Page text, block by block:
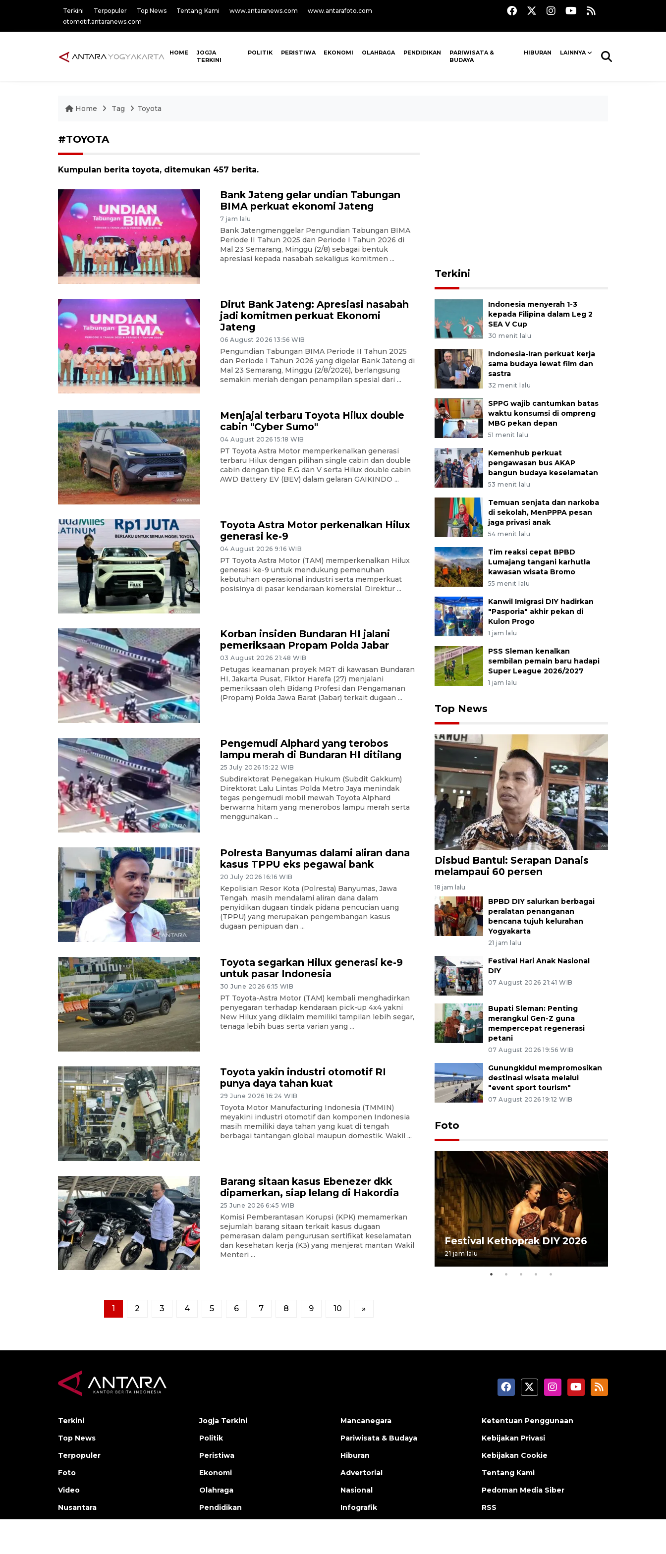
Terkini Terpopuler Top News Tentang Kami www.antaranews.com
www.antarafoto.com
otomotif.antaranews.com
HOME
JOGJA
TERKINI
POLITIK PERISTIWA EKONOMI OLAHRAGA PENDIDIKAN
PARIWISATA &
BUDAYA
HIBURAN LAINNYA
Home Tag Toyota
#TOYOTA
Kumpulan berita toyota, ditemukan 457 berita.
Bank Jateng gelar undian Tabungan
BIMA perkuat ekonomi Jateng
7 jam lalu
Bank Jatengmenggelar Pengundian Tabungan BIMA
Periode II Tahun 2025 dan Periode I Tahun 2026 di
Mal 23 Semarang, Minggu (2/8) sebagai bentuk
apresiasi kepada nasabah sekaligus komitmen ...
Dirut Bank Jateng: Apresiasi nasabah
jadi komitmen perkuat Ekonomi
Jateng
06 August 2026 13:56 WIB
Pengundian Tabungan BIMA Periode II Tahun 2025
dan Periode I Tahun 2026 yang digelar Bank Jateng di
Mal 23 Semarang, Minggu (2/8/2026), berlangsung
semakin meriah dengan penampilan spesial dari ...
Menjajal terbaru Toyota Hilux double
cabin "Cyber Sumo"
04 August 2026 15:18 WIB
PT Toyota Astra Motor memperkenalkan generasi
terbaru Hilux dengan pilihan single cabin dan double
cabin dengan tipe E,G dan V serta Hilux double cabin
AWD Battery EV (BEV) dalam gelaran GAIKINDO ...
Toyota Astra Motor perkenalkan Hilux
generasi ke-9
04 August 2026 9:16 WIB
PT Toyota Astra Motor (TAM) memperkenalkan Hilux
generasi ke-9 untuk mendukung pemenuhan
kebutuhan operasional industri serta memperkuat
posisinya di pasar kendaraan komersial. Direktur ...
Korban insiden Bundaran HI jalani
pemeriksaan Propam Polda Jabar
03 August 2026 21:48 WIB
Petugas keamanan proyek MRT di kawasan Bundaran
HI, Jakarta Pusat, Fiktor Harefa (27) menjalani
pemeriksaan oleh Bidang Profesi dan Pengamanan
(Propam) Polda Jawa Barat (Jabar) terkait dugaan ...
Pengemudi Alphard yang terobos
lampu merah di Bundaran HI ditilang
25 July 2026 15:22 WIB
Subdirektorat Penegakan Hukum (Subdit Gakkum)
Direktorat Lalu Lintas Polda Metro Jaya menindak
tegas pengemudi mobil mewah Toyota Alphard
berwarna hitam yang menerobos lampu merah serta
menggunakan ...
Polresta Banyumas dalami aliran dana
kasus TPPU eks pegawai bank
20 July 2026 16:16 WIB
Kepolisian Resor Kota (Polresta) Banyumas, Jawa
Tengah, masih mendalami aliran dana dalam
penyidikan dugaan tindak pidana pencucian uang
(TPPU) yang merupakan pengembangan kasus
dugaan penipuan dan ...
Toyota segarkan Hilux generasi ke-9
untuk pasar Indonesia
30 June 2026 6:15 WIB
PT Toyota-Astra Motor (TAM) kembali menghadirkan
penyegaran terhadap kendaraan pick-up 4x4 yakni
New Hilux yang diklaim memiliki tampilan lebih segar,
tenaga lebih buas serta varian yang ...
Toyota yakin industri otomotif RI
punya daya tahan kuat
29 June 2026 16:24 WIB
Toyota Motor Manufacturing Indonesia (TMMIN)
meyakini industri otomotif dan komponen Indonesia
masih memiliki daya tahan yang kuat di tengah
berbagai tantangan global maupun domestik. Wakil ...
Barang sitaan kasus Ebenezer dkk
dipamerkan, siap lelang di Hakordia
25 June 2026 6:45 WIB
Komisi Pemberantasan Korupsi (KPK) memamerkan
sejumlah barang sitaan terkait kasus dugaan
pemerasan dalam pengurusan sertifikat keselamatan
dan kesehatan kerja (K3) yang menjerat mantan Wakil
Menteri ...
1 2 3 4 5 6 7 8 9 10 »
Terkini
Indonesia menyerah 1-3
kepada Filipina dalam Leg 2
SEA V Cup
30 menit lalu
Indonesia-Iran perkuat kerja
sama budaya lewat film dan
sastra
32 menit lalu
SPPG wajib cantumkan batas
waktu konsumsi di ompreng
MBG pekan depan
51 menit lalu
Kemenhub perkuat
pengawasan bus AKAP
bangun budaya keselamatan
53 menit lalu
Temuan senjata dan narkoba
di sekolah, MenPPPA pesan
jaga privasi anak
54 menit lalu
Tim reaksi cepat BPBD
Lumajang tangani karhutla
kawasan wisata Bromo
55 menit lalu
Kanwil Imigrasi DIY hadirkan
"Pasporia" akhir pekan di
Kulon Progo
1 jam lalu
PSS Sleman kenalkan
sembilan pemain baru hadapi
Super League 2026/2027
1 jam lalu
Top News
Disbud Bantul: Serapan Danais
melampaui 60 persen
18 jam lalu
BPBD DIY salurkan berbagai
peralatan penanganan
bencana tujuh kelurahan
Yogyakarta
21 jam lalu
Festival Hari Anak Nasional
DIY
07 August 2026 21:41 WIB
Bupati Sleman: Penting
merangkul Gen-Z guna
mempercepat regenerasi
petani
07 August 2026 19:56 WIB
Gunungkidul mempromosikan
destinasi wisata melalui
"event sport tourism"
07 August 2026 19:12 WIB
Foto
Pasokan hortikultura
melimpah picu deflasi DIY
Festival Kethoprak DIY 2026
21 jam lalu
Terkini
Top News
Terpopuler
Foto
Video
Nusantara
Jogja Terkini
Politik
Peristiwa
Ekonomi
Olahraga
Pendidikan
Mancanegara
Pariwisata & Budaya
Hiburan
Advertorial
Nasional
Infografik
Ketentuan Penggunaan
Kebijakan Privasi
Kebijakan Cookie
Tentang Kami
Pedoman Media Siber
RSS